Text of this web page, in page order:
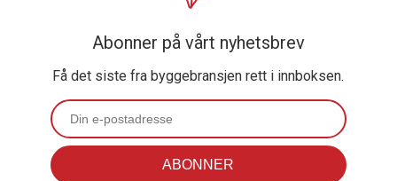
Abonner på vårt nyhetsbrev
Få det siste fra byggebransjen rett i innboksen.